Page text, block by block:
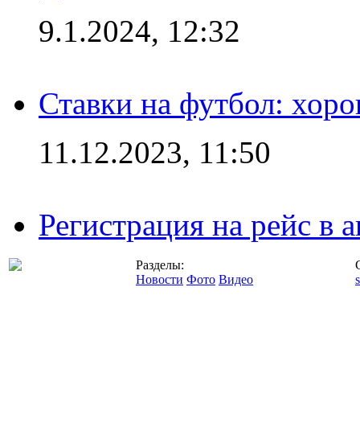
9.1.2024, 12:32
Ставки на футбол:
11.12.2023, 11:50
Регистрация на рейс в
Разделы:
Новости Фото Видео